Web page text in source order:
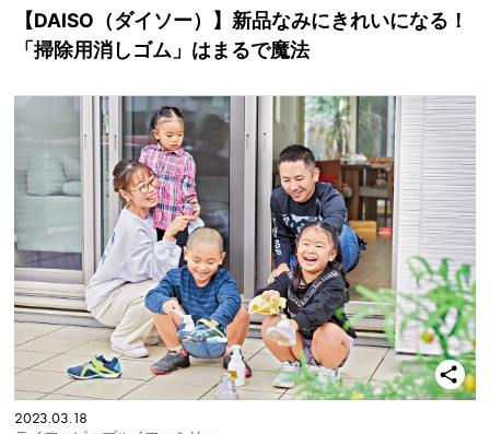
【DAISO（ダイソー）】新品なみにきれいになる！
「掃除用消しゴム」はまるで魔法
2023.03.18